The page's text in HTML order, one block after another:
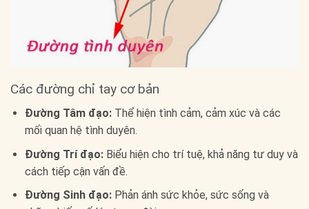
Các đường chỉ tay cơ bản
Đường Tâm đạo:Thể hiện tình cảm, cảm xúc và các
mối quan hệ tình duyên.
Đường Trí đạo:Biểu hiện cho trí tuệ, khả năng tư duy và
cách tiếp cận vấn đề.
Đường Sinh đạo:Phản ánh sức khỏe, sức sống và